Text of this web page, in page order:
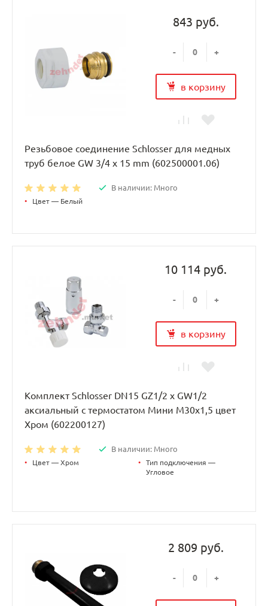
843 руб.
- +
в корзину
Резьбовое соединение Schlosser для медных
труб белое GW 3/4 x 15 mm (602500001.06)
В наличии: Много
• Цвет — Белый
10 114 руб.
- +
в корзину
Комплект Schlosser DN15 GZ1/2 x GW1/2
аксиальный с термостатом Мини M30x1,5 цвет
Хром (602200127)
В наличии: Много
• Цвет — Хром •
Тип подключения —
Угловое
2 809 руб.
- +